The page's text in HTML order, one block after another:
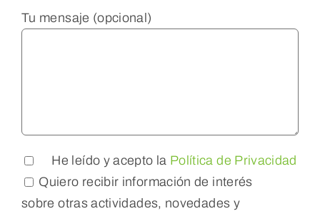
Tu mensaje (opcional)
He leído y acepto la Política de Privacidad
Quiero recibir información de interés
sobre otras actividades, novedades y